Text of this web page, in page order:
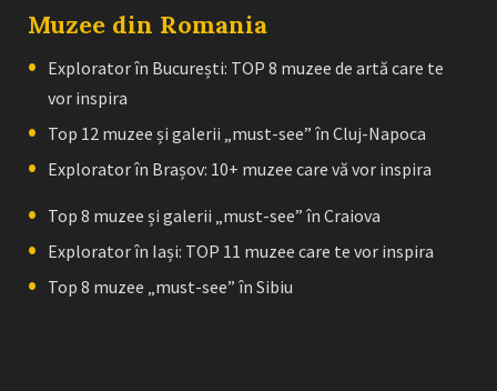
Muzee din Romania
Explorator în București: TOP 8 muzee de artă care te
vor inspira
Top 12 muzee și galerii „must-see” în Cluj-Napoca
Explorator în Brașov: 10+ muzee care vă vor inspira
Top 8 muzee și galerii „must-see” în Craiova
Explorator în Iași: TOP 11 muzee care te vor inspira
Top 8 muzee „must-see” în Sibiu